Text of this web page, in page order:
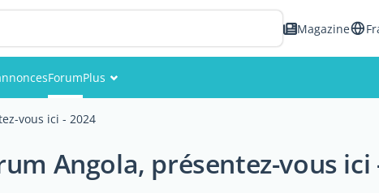
Magazine
ForumPlus
Événements
Membres
vous ici - 2024
Angola, présentez-vous ici